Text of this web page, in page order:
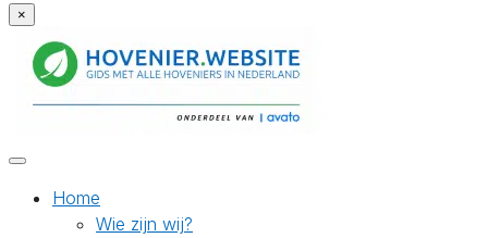
×
Home
Wie zijn wij?